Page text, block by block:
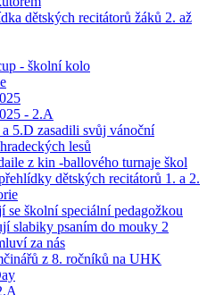
dětských recitátorů žáků 2. až
- školní kolo
- 2.A
5.D zasadili svůj vánoční
lesů
z kin -ballového turnaje škol
dětských recitátorů 1. a 2.
se školní speciální pedagožkou
slabiky psaním do mouky 2
za nás
z 8. ročníků na UHK